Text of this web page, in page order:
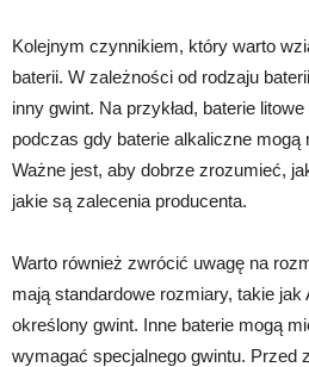
Kolejnym czynnikiem, który warto
baterii. W zależności od rodzaju
inny gwint. Na przykład, baterie
podczas gdy baterie alkaliczne mogą
Ważne jest, aby dobrze zrozumieć,
jakie są zalecenia producenta.
Warto również zwrócić uwagę na
mają standardowe rozmiary, takie
określony gwint. Inne baterie mogą
wymagać specjalnego gwintu. Przed